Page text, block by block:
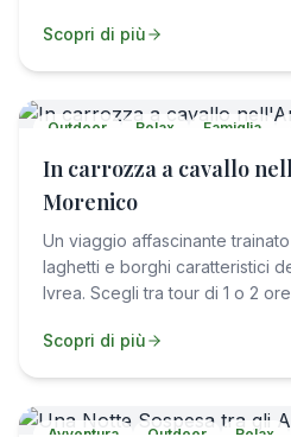
Scopri di più
Outdoor Relax Famiglia
In carrozza a cavallo
Morenico
Un viaggio affascinante
laghetti e borghi caratteristici
Ivrea. Scegli tra tour di 1 o 2
Scopri di più